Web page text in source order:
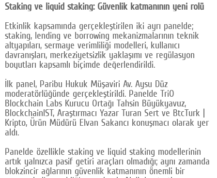
Staking ve liquid staking: Güvenlik katmanının yeni rolü
Etkinlik kapsamında gerçekleştirilen iki ayrı panelde;
staking, lending ve borrowing mekanizmalarının teknik
altyapıları, sermaye verimliliği modelleri, kullanıcı
davranışları, merkeziyetsizlik yaklaşımı ve regülasyon
boyutları kapsamlı biçimde değerlendirildi.
İlk panel, Paribu Hukuk Müşaviri Av. Aysu Düz
moderatörlüğünde gerçekleştirildi. Panelde TriO
Blockchain Labs Kurucu Ortağı Tahsin Büyükyavuz,
BlockchainIST, Araştırmacı Yazar Turan Sert ve BtcTurk |
Kripto, Ürün Müdürü Elvan Sakancı konuşmacı olarak yer
aldı.
Panelde özellikle staking ve liquid staking modellerinin
artık yalnızca pasif getiri araçları olmadığı; aynı zamanda
blokzincir ağlarının güvenlik katmanının önemli bir